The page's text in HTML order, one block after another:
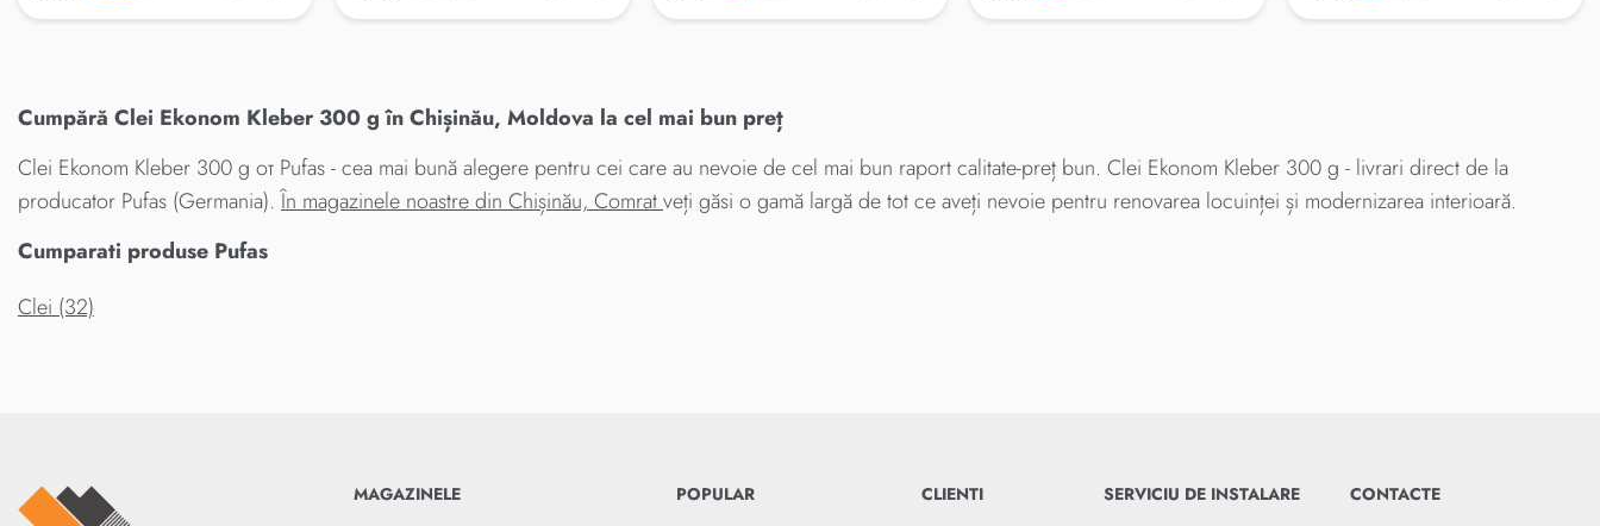
Cumpără Clei Ekonom Kleber 300 g în Chișinău, Moldova la cel mai bun preț
Clei Ekonom Kleber 300 g от Pufas - cea mai bună alegere pentru cei care au nevoie de cel mai bun raport calitate-preț bun. Clei Ekonom Kleber 300 g - livrari direct de la
producator Pufas (Germania).În magazinele noastre din Chișinău, Comratveți găsi o gamă largă de tot ce aveți nevoie pentru renovarea locuinței și modernizarea interioară.
Cumparati produse Pufas
Clei (32)
MAGAZINELE POPULAR CLIENTI SERVICIU DE INSTALARE CONTACTE